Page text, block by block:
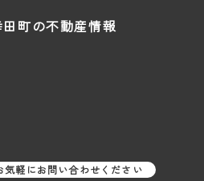
町の不動産情報
気軽にお問い合わせください